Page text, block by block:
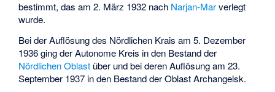
bestimmt, das am 2. März 1932 nach Narjan-Marverlegt
wurde.
Bei der Auflösung des Nördlichen Krais am 5. Dezember
1936 ging der Autonome Kreis in den Bestand der
Nördlichen Oblast über und bei deren Auflösung am 23.
September 1937 in den Bestand der Oblast Archangelsk.